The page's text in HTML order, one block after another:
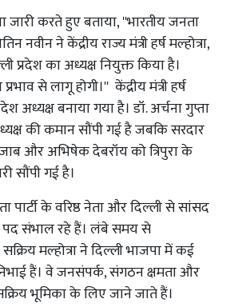
करते हुए बताया, ''भारतीय जनता
नवीन ने केंद्रीय राज्य मंत्री हर्ष मल्होत्रा,
प्रदेश का अध्यक्ष नियुक्त किया है।
से लागू होगी।'' केंद्रीय मंत्री हर्ष
अध्यक्ष बनाया गया है। डॉ. अर्चना गुप्ता
की कमान सौंपी गई है जबकि सरदार
और अभिषेक देबरॉय को त्रिपुरा के
सौंपी गई है।
पार्टी के वरिष्ठ नेता और दिल्ली से सांसद
पद संभाल रहे हैं। लंबे समय से
मल्होत्रा ने दिल्ली भाजपा में कई
हैं। वे जनसंपर्क, संगठन क्षमता और
भूमिका के लिए जाने जाते हैं।